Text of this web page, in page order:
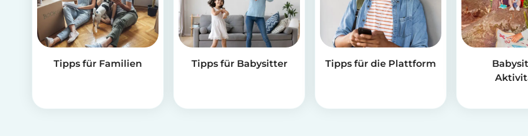
Tipps für Familien Tipps für Babysitter Tipps für die Plattform